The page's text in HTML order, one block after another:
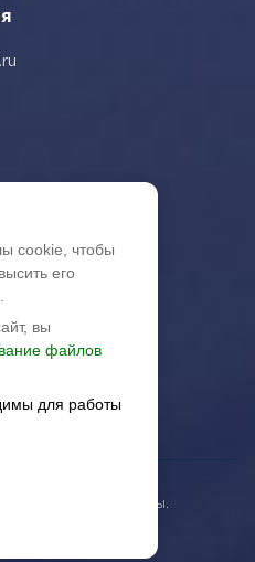
Все права защищены.
cookie, чтобы
его
вы
файлов
для работы